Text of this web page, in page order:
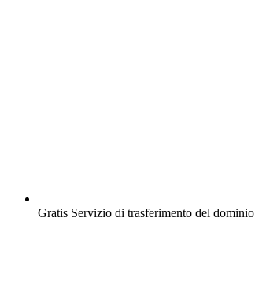
Gratis Servizio di trasferimento del dominio